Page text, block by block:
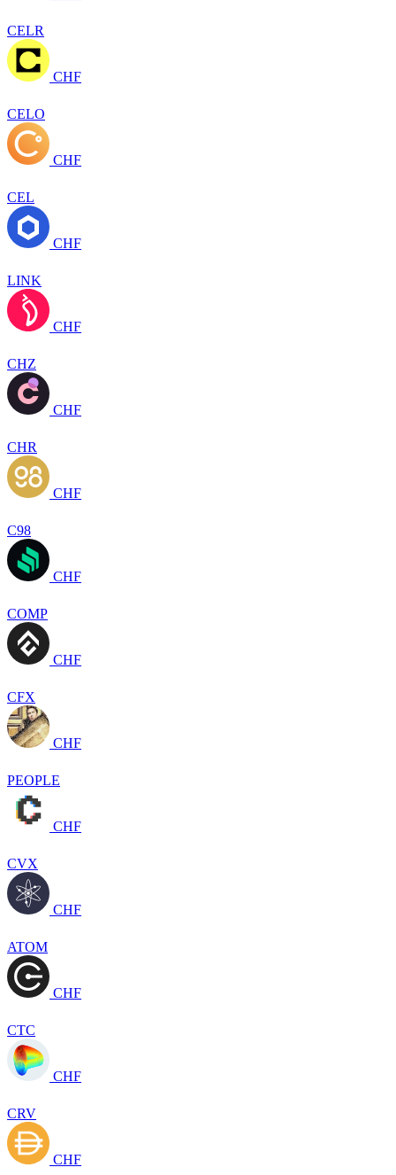
CELR
CHF
CELO
CHF
CEL
CHF
LINK
CHF
CHZ
CHF
CHR
CHF
C98
CHF
COMP
CHF
CFX
CHF
PEOPLE
CHF
CVX
CHF
ATOM
CHF
CTC
CHF
CRV
CHF